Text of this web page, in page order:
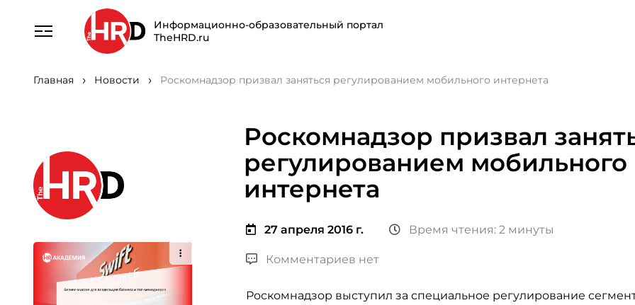
Информационно-образовательный портал
TheHRD.ru
Главная Новости Роскомнадзор призвал заняться регулированием мобильного интернета
Роскомнадзор призвал
регулированием мобильного
интернета
27 апреля 2016 г. Время чтения: 2 минуты
Комментариев нет
Роскомнадзор выступил за специальное регулирование